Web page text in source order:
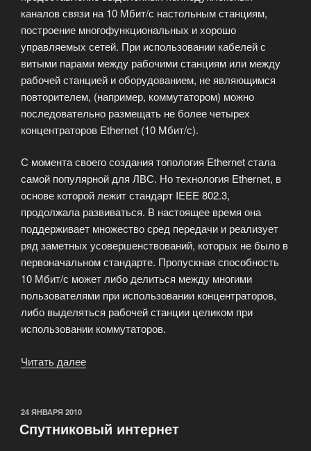
каналов связи на 10 Мбит/с настольным станциям,
построение многофункциональных и хорошо
управляемых сетей. При использовании кабелей с
витыми парами между рабочими станциям или между
рабочей станцией и оборудованием, не являющимся
повторителем, (например, коммутатором) можно
последовательно размещать не более четырех
концентраторов Ethernet (10 Мбит/с).
С момента своего создания топология Ethernet стала
самой популярной для ЛВС. Но технология Ethernet, в
основе которой лежит стандарт IEEE 802.3,
продолжала развиваться. В настоящее время она
поддерживает множество сред передачи и реализует
ряд заметных усовершенствований, которых не было в
первоначальном стандарте. Пропускная способность
10 Мбит/с может либо делиться между многими
пользователями при использовании концентраторов,
либо выделяться рабочей станции целиком при
использовании коммутаторов.
Читать далее
Internet
ОПУБЛИКОВАНО
24 ЯНВАРЯ 2010
Спутниковый интернет